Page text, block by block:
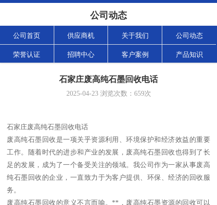
公司动态
公司首页 供应商机 关于我们 公司动态
荣誉认证 招聘中心 客户案例 产品知识
石家庄废高纯石墨回收电话
2025-04-23浏览次数： 659次
石家庄废高纯石墨回收电话
废高纯石墨回收是一项关乎资源利用、环境保护和经济效益的重要
工作。随着时代的进步和产业的发展，废高纯石墨回收也得到了长
足的发展，成为了一个备受关注的领域。我公司作为一家从事废高
纯石墨回收的企业，一直致力于为客户提供、环保、经济的回收服
务。
废高纯石墨回收的意义不言而喻。**，废高纯石墨资源的回收可以